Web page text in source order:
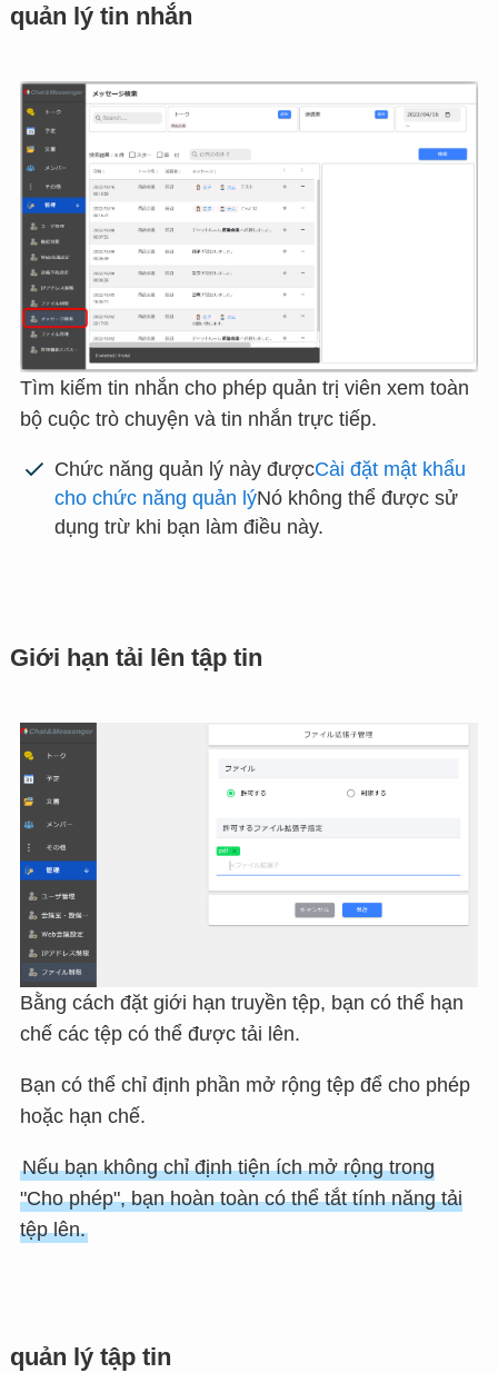
quản lý tin nhắn
Tìm kiếm tin nhắn cho phép quản trị viên xem toàn
bộ cuộc trò chuyện và tin nhắn trực tiếp.
Chức năng quản lý này đượcCài đặt mật khẩu
cho chức năng quản lýNó không thể được sử
dụng trừ khi bạn làm điều này.
Giới hạn tải lên tập tin
Bằng cách đặt giới hạn truyền tệp, bạn có thể hạn
chế các tệp có thể được tải lên.
Bạn có thể chỉ định phần mở rộng tệp để cho phép
hoặc hạn chế.
Nếu bạn không chỉ định tiện ích mở rộng trong
"Cho phép", bạn hoàn toàn có thể tắt tính năng tải
tệp lên.
quản lý tập tin